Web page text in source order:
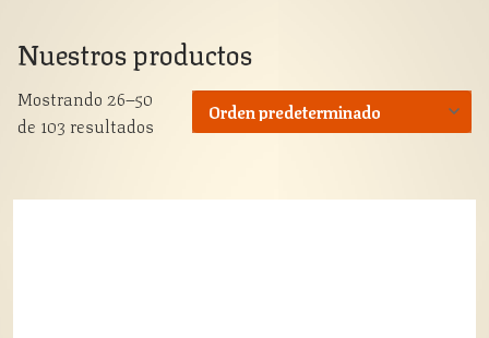
Nuestros productos
Mostrando 26–50
de 103 resultados